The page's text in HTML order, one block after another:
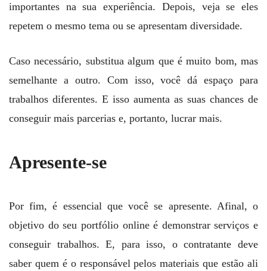
importantes na sua experiência. Depois, veja se eles
repetem o mesmo tema ou se apresentam diversidade.
Caso necessário, substitua algum que é muito bom, mas
semelhante a outro. Com isso, você dá espaço para
trabalhos diferentes. E isso aumenta as suas chances de
conseguir mais parcerias e, portanto, lucrar mais.
Apresente-se
Por fim, é essencial que você se apresente. Afinal, o
objetivo do seu portfólio online é demonstrar serviços e
conseguir trabalhos. E, para isso, o contratante deve
saber quem é o responsável pelos materiais que estão ali